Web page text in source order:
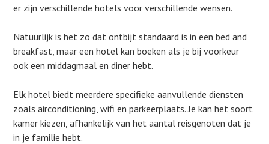
er zijn verschillende hotels voor verschillende wensen.
Natuurlijk is het zo dat ontbijt standaard is in een bed and
breakfast, maar een hotel kan boeken als je bij voorkeur
ook een middagmaal en diner hebt.
Elk hotel biedt meerdere specifieke aanvullende diensten
zoals airconditioning, wifi en parkeerplaats. Je kan het soort
kamer kiezen, afhankelijk van het aantal reisgenoten dat je
in je familie hebt.